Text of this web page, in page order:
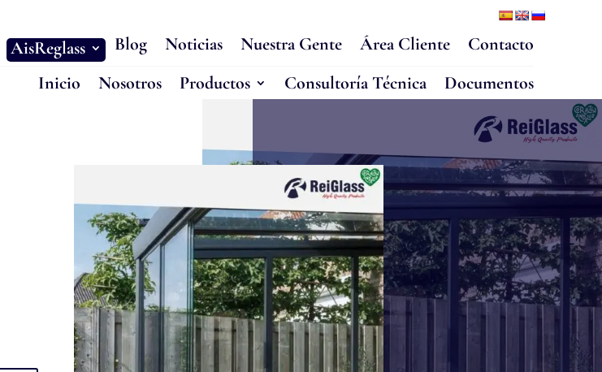
AisReglass Blog Noticias Nuestra Gente Área Cliente
Contacto
Inicio
Nosotros Productos Consultoría Técnica Documentos